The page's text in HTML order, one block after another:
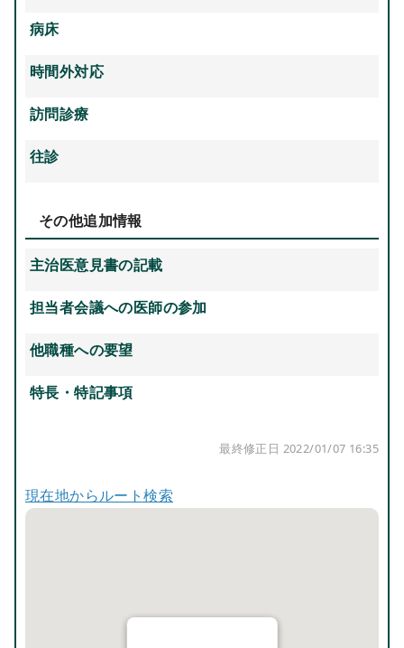
病床
時間外対応
訪問診療
往診
その他追加情報
主治医意見書の記載
担当者会議への医師の参加
他職種への要望
特長・特記事項
最終修正日 2022/01/07 16:35
現在地からルート検索